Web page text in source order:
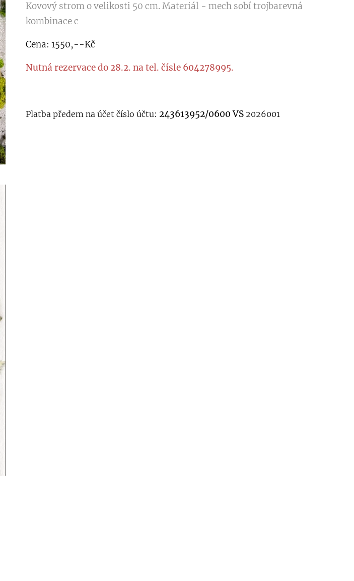
Kovový strom o velikosti 50 cm. Materiál - mech sobí trojbarevná
kombinace c
Cena: 1550,--Kč
Nutná rezervace do 28.2. na tel. čísle 604278995.
Platba předem na účet číslo účtu: 243613952/0600 VS 2026001